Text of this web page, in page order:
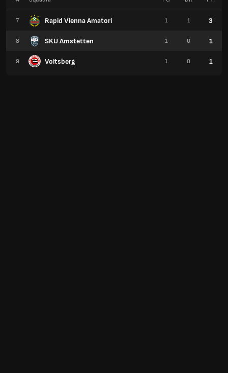
7 Rapid Vienna Amatori
8 SKU Amstetten
9 Voitsberg
1 1 3
1 0 1
1 0 1